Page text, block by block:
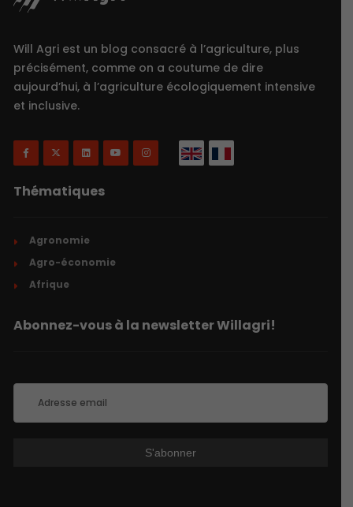
Will Agri est un blog consacré à l’agriculture, plus
précisément, comme on a coutume de dire
aujourd’hui, à l’agriculture écologiquement intensive
et inclusive.
Thématiques
Agronomie
Agro-économie
Afrique
Abonnez-vous à la newsletter Willagri!